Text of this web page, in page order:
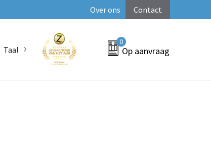
Over ons Contact
Taal
0
Op aanvraag